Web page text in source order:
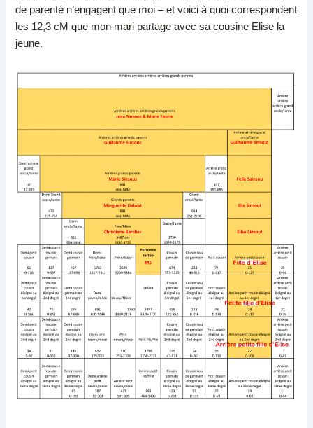
de parenté n’engagent que moi – et voici à quoi correspondent
les 12,3 cM que mon mari partage avec sa cousine Elise la
jeune.